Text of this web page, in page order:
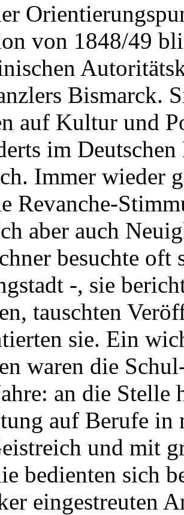
von 1848/49
Bismarck.
auf Kultur und
im
Immer wieder
Revanche-
aber auch
besuchte oft
-, sie
tauschten
sie. Ein
waren die
an die
auf Berufe in
und mit
bedienten sich
eingestreuten